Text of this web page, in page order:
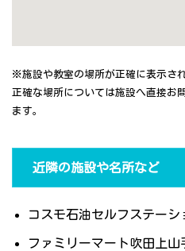
※施設や教室の場所が正確に表示さ
正確な場所については施設へ直接お
ます。
近隣の施設や名所など
コスモ石油セルフステーシ
ファミリーマート吹田上山